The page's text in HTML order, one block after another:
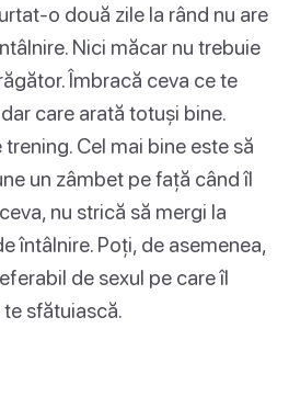
o două zile la rând nu are
Nici măcar nu trebuie
Îmbracă ceva ce te
care arată totuși bine.
Cel mai bine este să
un zâmbet pe față când îl
nu strică să mergi la
întâlnire. Poți, de asemenea,
de sexul pe care îl
sfătuiască.